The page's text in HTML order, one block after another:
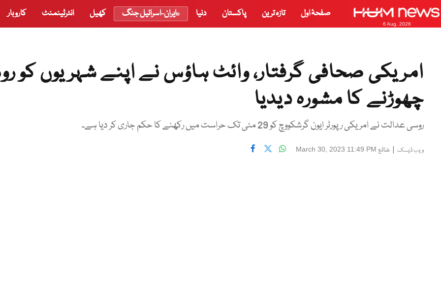
6 Aug, 2026
صفحۂ اول تازہ ترین پاکستان دنیا ایران-اسرائیل جنگ کھیل انٹرٹینمنٹ کاروبار
امریکی صحافی گرفتار، وائٹ ہاؤس نے اپنے شہریوں کو
چھوڑنے کا مشورہ دیدیا
روسی عدالت نے امریکی رپورٹر ایون گرشکووچ کو 29 مئی تک حراست میں رکھنے کا حکم جاری کر دیا ہے۔
ویب ڈیسک | شائع March 30, 2023 11:49 PM